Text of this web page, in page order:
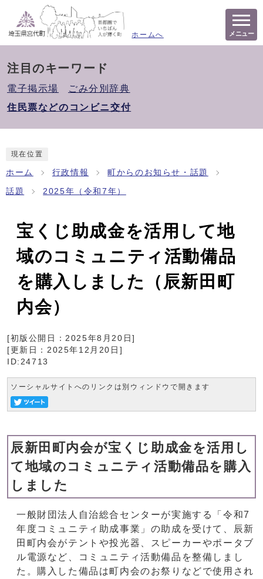
ホームへ メニュー
注目のキーワード
電子掲示場
ごみ分別辞典
住民票などのコンビニ交付
現在位置
ホーム 行政情報 町からのお知らせ・話題
話題 2025年（令和7年）
宝くじ助成金を活用して地
域のコミュニティ活動備品
を購入しました（辰新田町
内会）
[初版公開日：2025年8月20日]
[更新日： 2025年12月20日 ]
ID:24713
ソーシャルサイトへのリンクは別ウィンドウで開きます
辰新田町内会が宝くじ助成金を活用し
て地域のコミュニティ活動備品を購入
しました
一般財団法人自治総合センターが実施する「令和7
年度コミュニティ助成事業」の助成を受けて、辰新
田町内会がテントや投光器、スピーカーやポータブ
ル電源など、コミュニティ活動備品を整備しまし
た。購入した備品は町内会のお祭りなどで使用され